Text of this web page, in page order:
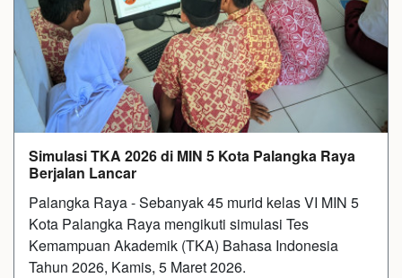
Simulasi TKA 2026 di MIN 5 Kota Palangka Raya
Berjalan Lancar
Palangka Raya - Sebanyak 45 murid kelas VI MIN 5
Kota Palangka Raya mengikuti simulasi Tes
Kemampuan Akademik (TKA) Bahasa Indonesia
Tahun 2026, Kamis, 5 Maret 2026.